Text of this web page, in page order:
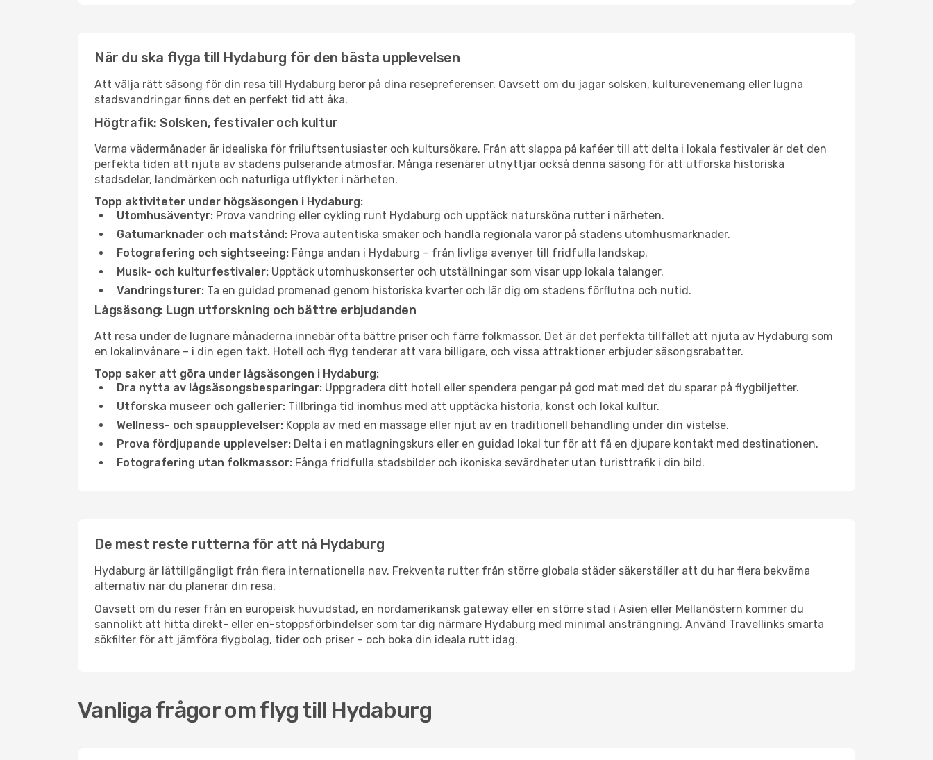
När du ska flyga till Hydaburg för den bästa upplevelsen
Att välja rätt säsong för din resa till Hydaburg beror på dina resepreferenser. Oavsett om du jagar solsken, kulturevenemang eller lugna
stadsvandringar finns det en perfekt tid att åka.
Högtrafik: Solsken, festivaler och kultur
Varma vädermånader är idealiska för friluftsentusiaster och kultursökare. Från att slappa på kaféer till att delta i lokala festivaler är det den
perfekta tiden att njuta av stadens pulserande atmosfär. Många resenärer utnyttjar också denna säsong för att utforska historiska
stadsdelar, landmärken och naturliga utflykter i närheten.
Topp aktiviteter under högsäsongen i Hydaburg:
Utomhusäventyr: Prova vandring eller cykling runt Hydaburg och upptäck natursköna rutter i närheten.
Gatumarknader och matstånd: Prova autentiska smaker och handla regionala varor på stadens utomhusmarknader.
Fotografering och sightseeing: Fånga andan i Hydaburg – från livliga avenyer till fridfulla landskap.
Musik- och kulturfestivaler: Upptäck utomhuskonserter och utställningar som visar upp lokala talanger.
Vandringsturer: Ta en guidad promenad genom historiska kvarter och lär dig om stadens förflutna och nutid.
Lågsäsong: Lugn utforskning och bättre erbjudanden
Att resa under de lugnare månaderna innebär ofta bättre priser och färre folkmassor. Det är det perfekta tillfället att njuta av Hydaburg som
en lokalinvånare – i din egen takt. Hotell och flyg tenderar att vara billigare, och vissa attraktioner erbjuder säsongsrabatter.
Topp saker att göra under lågsäsongen i Hydaburg:
Dra nytta av lågsäsongsbesparingar: Uppgradera ditt hotell eller spendera pengar på god mat med det du sparar på flygbiljetter.
Utforska museer och gallerier: Tillbringa tid inomhus med att upptäcka historia, konst och lokal kultur.
Wellness- och spaupplevelser: Koppla av med en massage eller njut av en traditionell behandling under din vistelse.
Prova fördjupande upplevelser: Delta i en matlagningskurs eller en guidad lokal tur för att få en djupare kontakt med destinationen.
Fotografering utan folkmassor: Fånga fridfulla stadsbilder och ikoniska sevärdheter utan turisttrafik i din bild.
De mest reste rutterna för att nå Hydaburg
Hydaburg är lättillgängligt från flera internationella nav. Frekventa rutter från större globala städer säkerställer att du har flera bekväma
alternativ när du planerar din resa.
Oavsett om du reser från en europeisk huvudstad, en nordamerikansk gateway eller en större stad i Asien eller Mellanöstern kommer du
sannolikt att hitta direkt- eller en-stoppsförbindelser som tar dig närmare Hydaburg med minimal ansträngning. Använd Travellinks smarta
sökfilter för att jämföra flygbolag, tider och priser – och boka din ideala rutt idag.
Vanliga frågor om flyg till Hydaburg